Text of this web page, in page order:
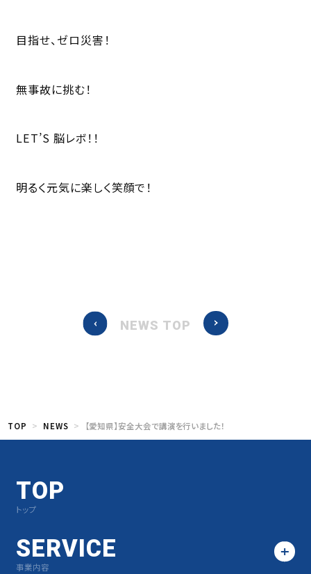
目指せ、ゼロ災害！
無事故に挑む！
LET’S 脳レボ！！
明るく元気に楽しく笑顔で！
NEWS TOP
TOP NEWS 【愛知県】安全大会で講演を行いました！
TOP
トップ
SERVICE
事業内容